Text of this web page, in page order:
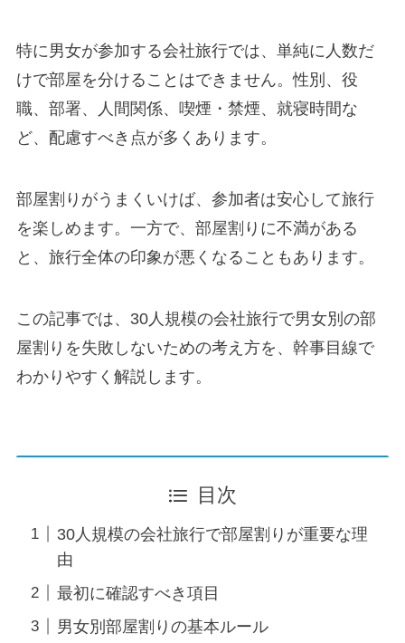
特に男女が参加する会社旅行では、単純に人数だ
けで部屋を分けることはできません。性別、役
職、部署、人間関係、喫煙・禁煙、就寝時間な
ど、配慮すべき点が多くあります。
部屋割りがうまくいけば、参加者は安心して旅行
を楽しめます。一方で、部屋割りに不満がある
と、旅行全体の印象が悪くなることもあります。
この記事では、30人規模の会社旅行で男女別の部
屋割りを失敗しないための考え方を、幹事目線で
わかりやすく解説します。
目次
30人規模の会社旅行で部屋割りが重要な理
由
最初に確認すべき項目
男女別部屋割りの基本ルール